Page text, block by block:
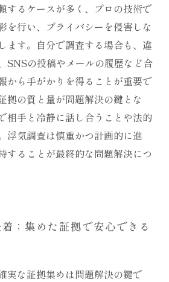
するケースが多く、プロの技術で
を行い、プライバシーを侵害しな
ます。自分で調査する場合も、違
SNSの投稿やメールの履歴など合
から手がかりを得ることが重要で
拠の質と量が問題解決の鍵とな
相手と冷静に話し合うことや法的
浮気調査は慎重かつ計画的に進
することが最終的な問題解決につ
：集めた証拠で安心できる
実な証拠集めは問題解決の鍵で